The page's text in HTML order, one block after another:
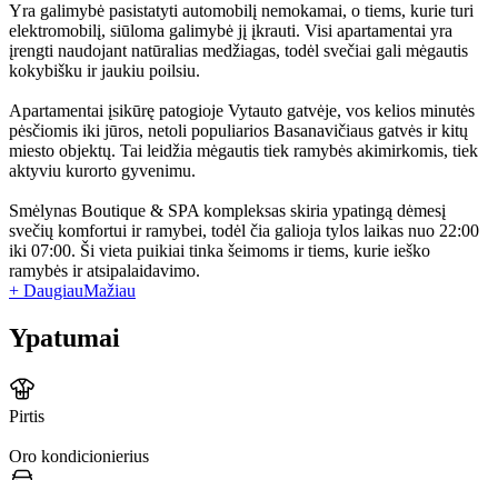
Yra galimybė pasistatyti automobilį nemokamai, o tiems, kurie turi
elektromobilį, siūloma galimybė jį įkrauti. Visi apartamentai yra
įrengti naudojant natūralias medžiagas, todėl svečiai gali mėgautis
kokybišku ir jaukiu poilsiu.
Apartamentai įsikūrę patogioje Vytauto gatvėje, vos kelios minutės
pėsčiomis iki jūros, netoli populiarios Basanavičiaus gatvės ir kitų
miesto objektų. Tai leidžia mėgautis tiek ramybės akimirkomis, tiek
aktyviu kurorto gyvenimu.
Smėlynas Boutique & SPA kompleksas skiria ypatingą dėmesį
svečių komfortui ir ramybei, todėl čia galioja tylos laikas nuo 22:00
iki 07:00. Ši vieta puikiai tinka šeimoms ir tiems, kurie ieško
ramybės ir atsipalaidavimo.
+ DaugiauMažiau
Ypatumai
Pirtis
Oro kondicionierius